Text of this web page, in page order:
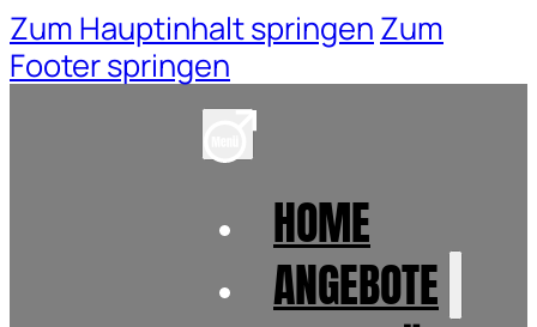
Zum Hauptinhalt springen Zum
Footer springen
HOME
ANGEBOTE